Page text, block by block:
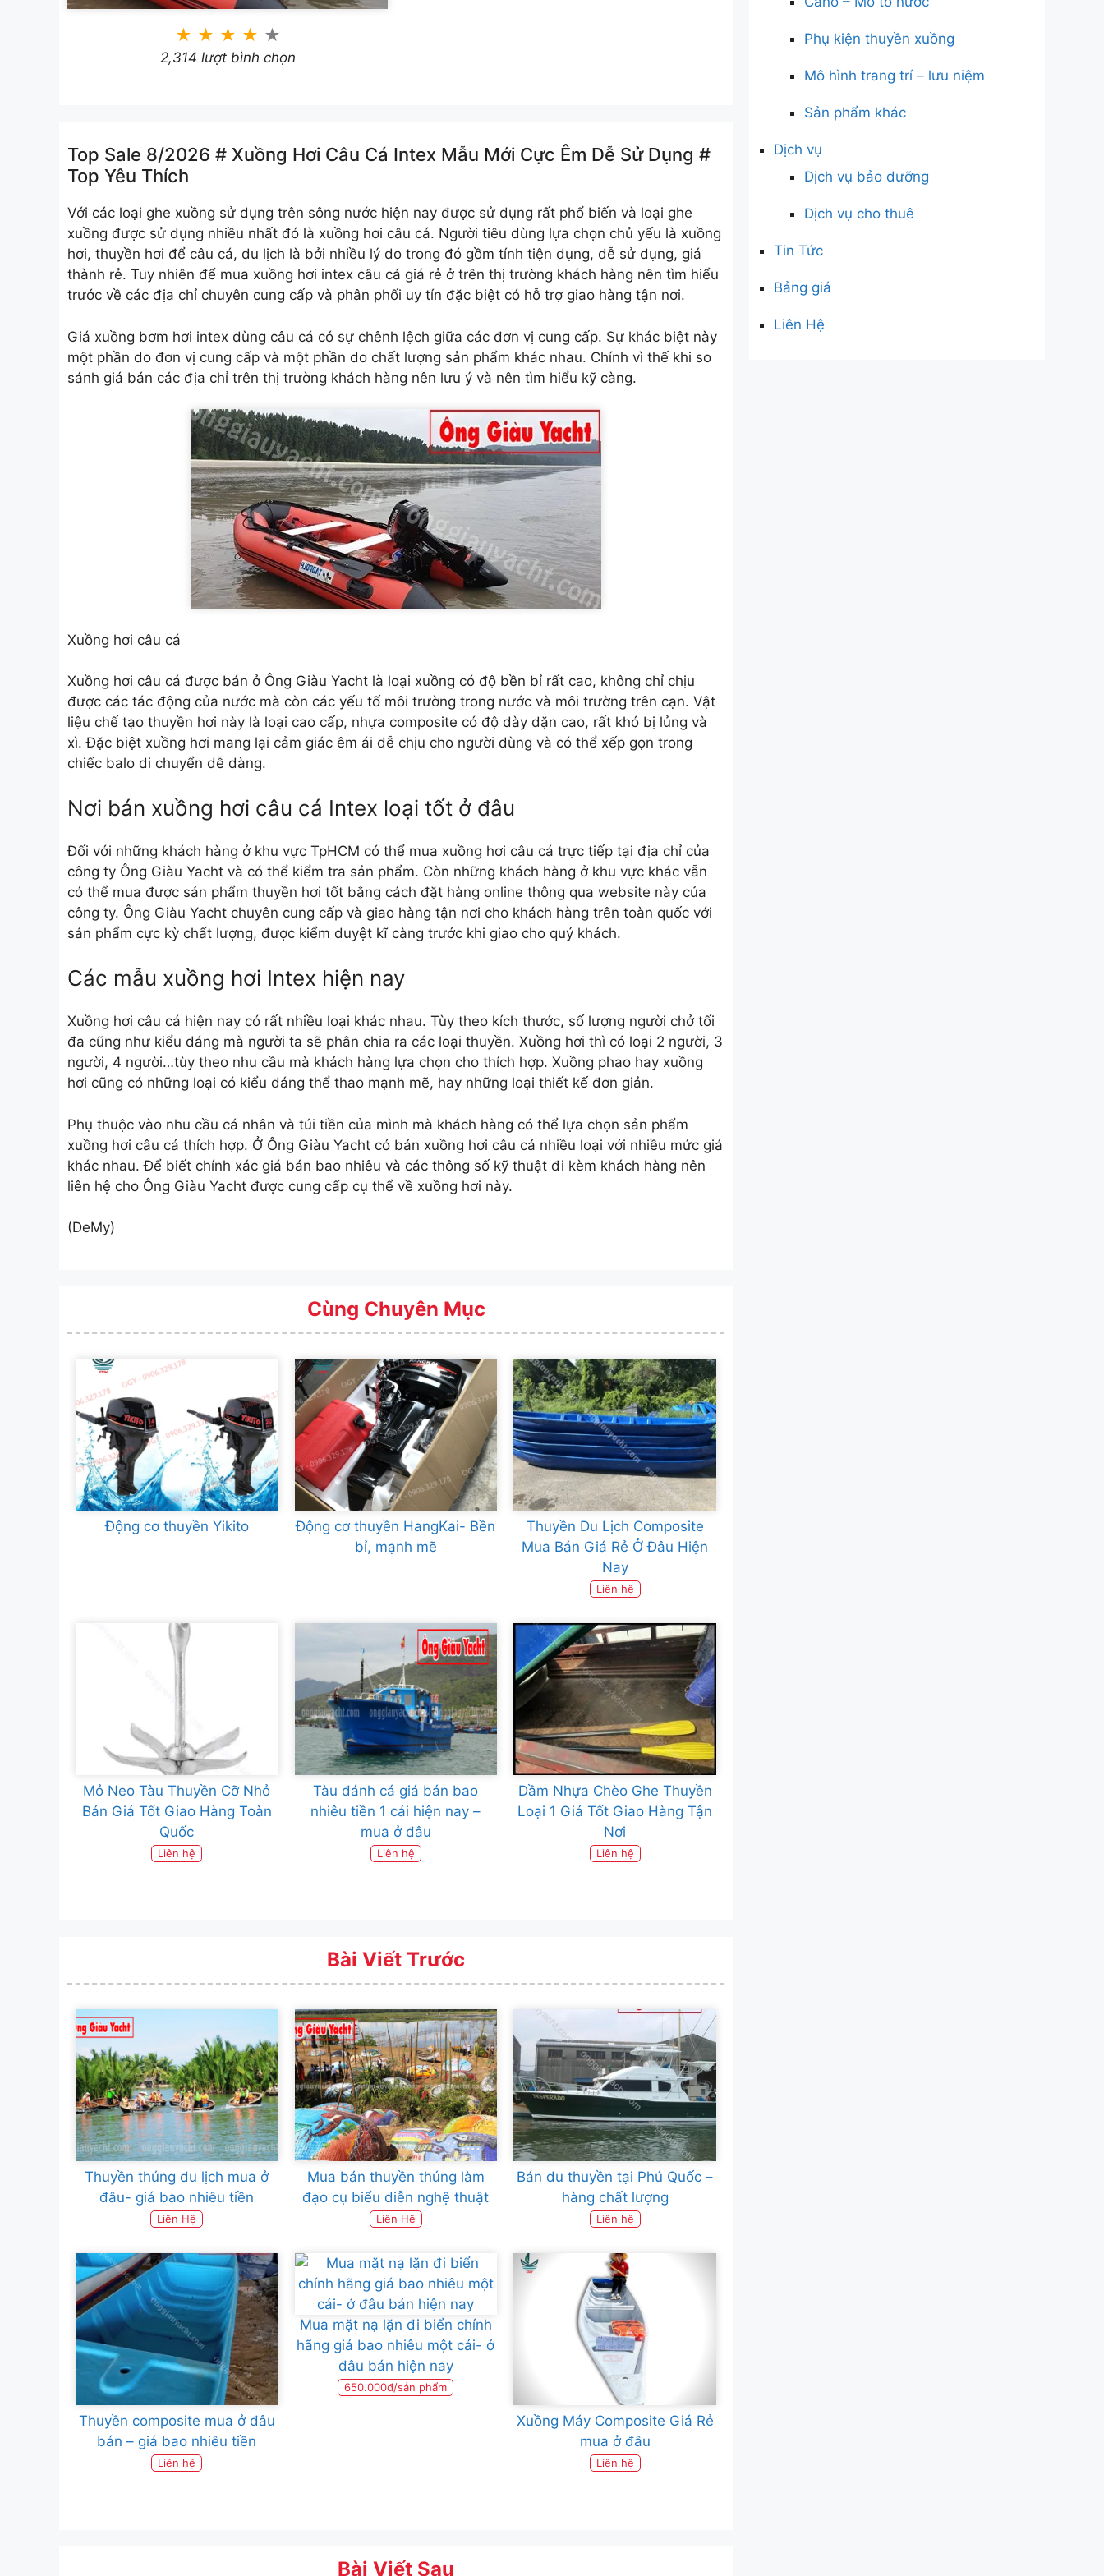
★ ★ ★ ★ ★
2,314 lượt bình chọn
Top Sale 8/2026 # Xuồng Hơi Câu Cá Intex Mẫu Mới Cực Êm Dễ Sử Dụng #
Top Yêu Thích
Với các loại ghe xuồng sử dụng trên sông nước hiện nay được sử dụng rất phổ biến và loại ghe
xuồng được sử dụng nhiều nhất đó là xuồng hơi câu cá. Người tiêu dùng lựa chọn chủ yếu là xuồng
hơi, thuyền hơi để câu cá, du lịch là bởi nhiều lý do trong đó gồm tính tiện dụng, dễ sử dụng, giá
thành rẻ. Tuy nhiên để mua xuồng hơi intex câu cá giá rẻ ở trên thị trường khách hàng nên tìm hiểu
trước về các địa chỉ chuyên cung cấp và phân phối uy tín đặc biệt có hỗ trợ giao hàng tận nơi.
Giá xuồng bơm hơi intex dùng câu cá có sự chênh lệch giữa các đơn vị cung cấp. Sự khác biệt này
một phần do đơn vị cung cấp và một phần do chất lượng sản phẩm khác nhau. Chính vì thế khi so
sánh giá bán các địa chỉ trên thị trường khách hàng nên lưu ý và nên tìm hiểu kỹ càng.
Xuồng hơi câu cá
Xuồng hơi câu cá được bán ở Ông Giàu Yacht là loại xuồng có độ bền bỉ rất cao, không chỉ chịu
được các tác động của nước mà còn các yếu tố môi trường trong nước và môi trường trên cạn. Vật
liệu chế tạo thuyền hơi này là loại cao cấp, nhựa composite có độ dày dặn cao, rất khó bị lủng và
xì. Đặc biệt xuồng hơi mang lại cảm giác êm ái dễ chịu cho người dùng và có thể xếp gọn trong
chiếc balo di chuyển dễ dàng.
Nơi bán xuồng hơi câu cá Intex loại tốt ở đâu
Đối với những khách hàng ở khu vực TpHCM có thể mua xuồng hơi câu cá trực tiếp tại địa chỉ của
công ty Ông Giàu Yacht và có thể kiểm tra sản phẩm. Còn những khách hàng ở khu vực khác vẫn
có thể mua được sản phẩm thuyền hơi tốt bằng cách đặt hàng online thông qua website này của
công ty. Ông Giàu Yacht chuyên cung cấp và giao hàng tận nơi cho khách hàng trên toàn quốc với
sản phẩm cực kỳ chất lượng, được kiểm duyệt kĩ càng trước khi giao cho quý khách.
Các mẫu xuồng hơi Intex hiện nay
Xuồng hơi câu cá hiện nay có rất nhiều loại khác nhau. Tùy theo kích thước, số lượng người chở tối
đa cũng như kiểu dáng mà người ta sẽ phân chia ra các loại thuyền. Xuồng hơi thì có loại 2 người, 3
người, 4 người…tùy theo nhu cầu mà khách hàng lựa chọn cho thích hợp. Xuồng phao hay xuồng
hơi cũng có những loại có kiểu dáng thể thao mạnh mẽ, hay những loại thiết kế đơn giản.
Phụ thuộc vào nhu cầu cá nhân và túi tiền của mình mà khách hàng có thể lựa chọn sản phẩm
xuồng hơi câu cá thích hợp. Ở Ông Giàu Yacht có bán xuồng hơi câu cá nhiều loại với nhiều mức giá
khác nhau. Để biết chính xác giá bán bao nhiêu và các thông số kỹ thuật đi kèm khách hàng nên
liên hệ cho Ông Giàu Yacht được cung cấp cụ thể về xuồng hơi này.
(DeMy)
Cùng Chuyên Mục
Động cơ thuyền Yikito
Động cơ thuyền HangKai- Bền
bỉ, mạnh mẽ
Thuyền Du Lịch Composite
Mua Bán Giá Rẻ Ở Đâu Hiện
Nay
Liên hệ
Mỏ Neo Tàu Thuyền Cỡ Nhỏ
Bán Giá Tốt Giao Hàng Toàn
Quốc
Liên hệ
Tàu đánh cá giá bán bao
nhiêu tiền 1 cái hiện nay –
mua ở đâu
Liên hệ
Dầm Nhựa Chèo Ghe Thuyền
Loại 1 Giá Tốt Giao Hàng Tận
Nơi
Liên hệ
Bài Viết Trước
Thuyền thúng du lịch mua ở
đâu- giá bao nhiêu tiền
Liên Hệ
Mua bán thuyền thúng làm
đạo cụ biểu diễn nghệ thuật
Liên Hệ
Bán du thuyền tại Phú Quốc –
hàng chất lượng
Liên hệ
Thuyền composite mua ở đâu
bán – giá bao nhiêu tiền
Liên hệ
Mua mặt nạ lặn đi biển chính
hãng giá bao nhiêu một cái- ở
đâu bán hiện nay
650.000đ/sản phẩm
Xuồng Máy Composite Giá Rẻ
mua ở đâu
Liên hệ
Bài Viết Sau
Phụ kiện thuyền xuồng
Mô hình trang trí – lưu niệm
Sản phẩm khác
Dịch vụ
Dịch vụ bảo dưỡng
Dịch vụ cho thuê
Tin Tức
Bảng giá
Liên Hệ